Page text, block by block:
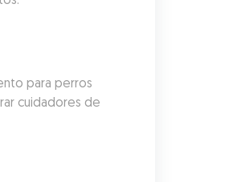
para perros
cuidadores de